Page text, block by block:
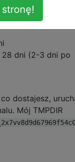
mogłem znaleźć
dni (2-3 dni po
dostajesz,
Mój TMPDIR